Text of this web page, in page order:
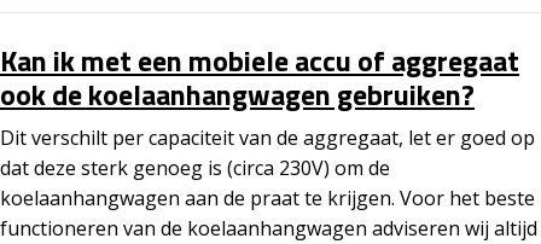
Kan ik met een mobiele accu of aggregaat
ook de koelaanhangwagen gebruiken?
Dit verschilt per capaciteit van de aggregaat, let er goed op
dat deze sterk genoeg is (circa 230V) om de
koelaanhangwagen aan de praat te krijgen. Voor het beste
functioneren van de koelaanhangwagen adviseren wij altijd